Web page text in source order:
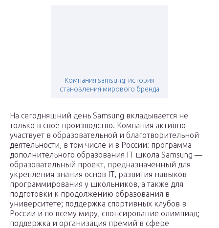
Компания samsung: история
становления мирового бренда
На сегодняшний день Samsung вкладывается не
только в своё производство. Компания активно
участвует в образовательной и благотворительной
деятельности, в том числе и в России: программа
дополнительного образования IT школа Samsung —
образовательный проект, предназначенный для
укрепления знания основ IT, развития навыков
программирования у школьников, а также для
подготовки к продолжению образования в
университете; поддержка спортивных клубов в
России и по всему миру, спонсирование олимпиад;
поддержка и организация премий в сфере